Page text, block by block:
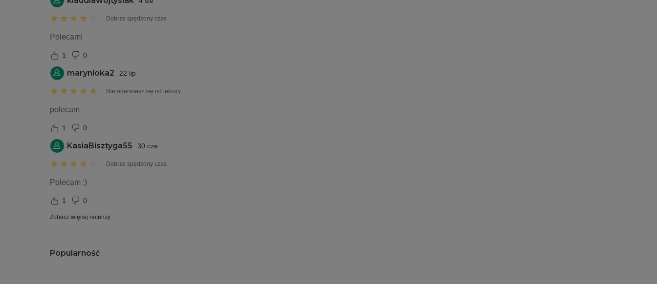
Dobrze spędzony czas
Polecam!
1 0
marynioka2 22 lip
Nie oderwiesz się od lektury
polecam
1 0
KasiaBisztyga55 30 cze
Dobrze spędzony czas
Polecam :)
1 0
Zobacz więcej recenzji
Popularność